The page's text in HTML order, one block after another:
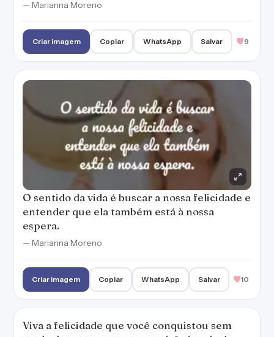
entender que ela também está à nossa
espera.
— Marianna Moreno
Copiar WhatsApp Salvar
Viva a felicidade que você conquistou sem
medo de que as pessoas sentirão inveja de
você.
— Marianna Moreno
Criar imagem
Não desista do que te faz feliz e te faz
acreditar no quanto a vida vale a pena.